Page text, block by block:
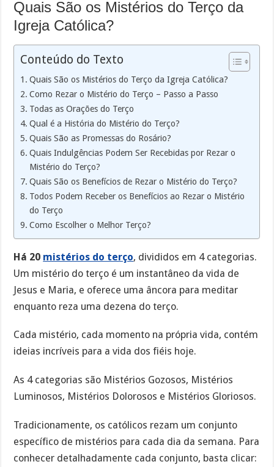
Quais São os Mistérios do Terço da
Igreja Católica?
Conteúdo do Texto
Quais São os Mistérios do Terço da Igreja Católica?
Como Rezar o Mistério do Terço – Passo a Passo
Todas as Orações do Terço
Qual é a História do Mistério do Terço?
Quais São as Promessas do Rosário?
Quais Indulgências Podem Ser Recebidas por Rezar o
Mistério do Terço?
Quais São os Benefícios de Rezar o Mistério do Terço?
Todos Podem Receber os Benefícios ao Rezar o Mistério
do Terço
Como Escolher o Melhor Terço?
Há 20 mistérios do terço, divididos em 4 categorias.
Um mistério do terço é um instantâneo da vida de
Jesus e Maria, e oferece uma âncora para meditar
enquanto reza uma dezena do terço.
Cada mistério, cada momento na própria vida, contém
ideias incríveis para a vida dos fiéis hoje.
As 4 categorias são Mistérios Gozosos, Mistérios
Luminosos, Mistérios Dolorosos e Mistérios Gloriosos.
Tradicionamente, os católicos rezam um conjunto
específico de mistérios para cada dia da semana. Para
conhecer detalhadamente cada conjunto, basta clicar: